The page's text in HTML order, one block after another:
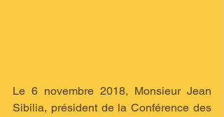
Le 6 novembre 2018, Monsieur Jean
Sibilia, président de la Conférence des